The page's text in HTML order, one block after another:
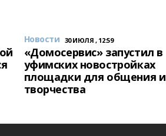
Новости 30 ИЮЛЯ , 12:59
«Домосервис» запустил в
уфимских новостройках
площадки для общения и
творчества